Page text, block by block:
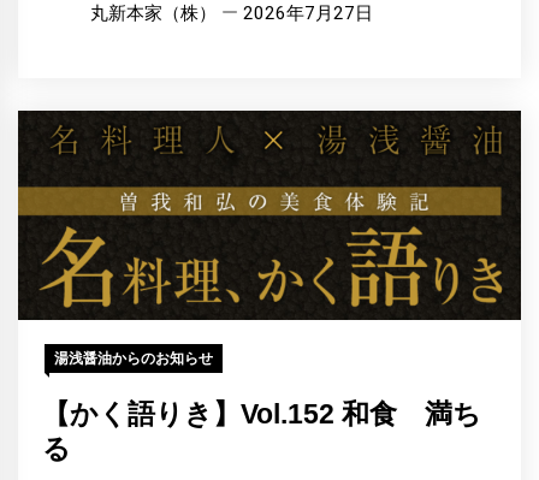
丸新本家（株） 2026年7月27日
湯浅醤油からのお知らせ
【かく語りき】Vol.152 和食 満ち
る